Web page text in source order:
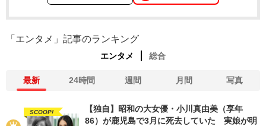
「エンタメ」記事のランキング
エンタメ 総合
最新 24時間 週間 月間 写真
SCOOP!
【独自】昭和の大女優・小川真由美（享年
86）が鹿児島で3月に死去していた 実娘が明